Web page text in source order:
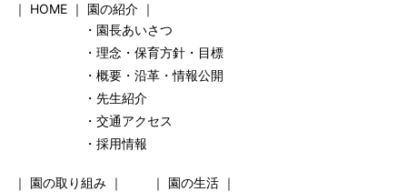
｜ HOME ｜ 園の紹介 ｜
・園長あいさつ
・理念・保育方針・目標
・概要・沿革・情報公開
・先生紹介
・交通アクセス
・採用情報
｜ 園の取り組み ｜ ｜ 園の生活 ｜